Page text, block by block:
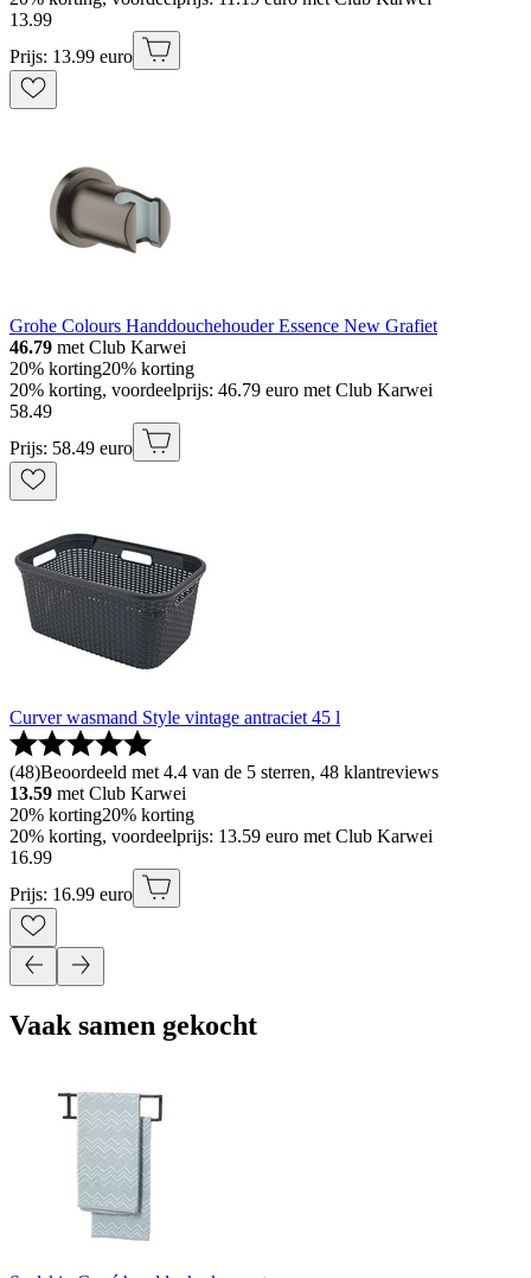
13.99
Prijs: 13.99 euro
Grohe Colours Handdouchehouder Essence New Grafiet
46.79 met Club Karwei
20% korting20% korting
20% korting, voordeelprijs: 46.79 euro met Club Karwei
58.49
Prijs: 58.49 euro
Curver wasmand Style vintage antraciet 45 l
(48)Beoordeeld met 4.4 van de 5 sterren, 48 klantreviews
13.59 met Club Karwei
20% korting20% korting
20% korting, voordeelprijs: 13.59 euro met Club Karwei
16.99
Prijs: 16.99 euro
Vaak samen gekocht